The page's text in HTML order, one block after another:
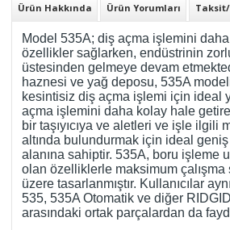
Ürün Hakkında Ürün Yorumları
Model 535A; diş açma işlemini
özellikler sağlarken, endüstrinin
üstesinden gelmeye devam
haznesi ve yağ deposu, 535A
kesintisiz diş açma işlemi için ideal
açma işlemini daha kolay hale
bir taşıyıcıya ve aletleri ve işle ilgili
altında bulundurmak için ideal
alanına sahiptir. 535A, boru işleme
olan özelliklerle maksimum
üzere tasarlanmıştır. Kullanıcılar
535, 535A Otomatik ve diğer
arasındaki ortak parçalardan da